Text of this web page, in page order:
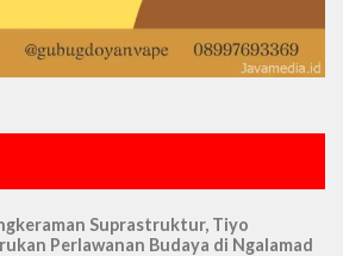
Suprastruktur, Tiyo
Perlawanan Budaya di Ngalamad